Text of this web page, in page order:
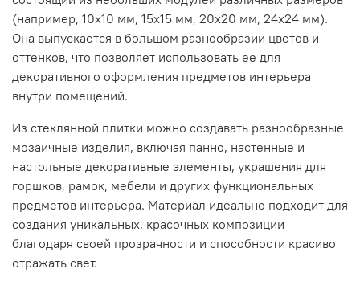
(например, 10х10 мм, 15х15 мм, 20х20 мм, 24х24 мм).
Она выпускается в большом разнообразии цветов и
оттенков, что позволяет использовать ее для
декоративного оформления предметов интерьера
внутри помещений.
Из стеклянной плитки можно создавать разнообразные
мозаичные изделия, включая панно, настенные и
настольные декоративные элементы, украшения для
горшков, рамок, мебели и других функциональных
предметов интерьера. Материал идеально подходит для
создания уникальных, красочных композиции
благодаря своей прозрачности и способности красиво
отражать свет.